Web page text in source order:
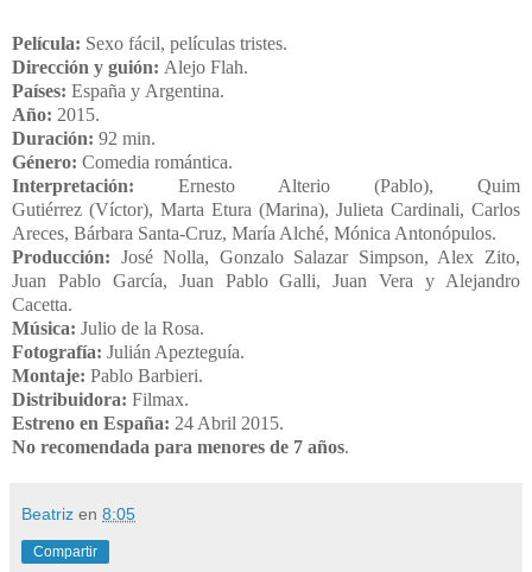
Película: Sexo fácil, películas tristes.
Dirección y guión: Alejo Flah.
Países: España y Argentina.
Año: 2015.
Duración: 92 min.
Género: Comedia romántica.
Interpretación: Ernesto Alterio (Pablo), Quim
Gutiérrez (Víctor), Marta Etura (Marina), Julieta Cardinali, Carlos
Areces, Bárbara Santa-Cruz, María Alché, Mónica Antonópulos.
Producción: José Nolla, Gonzalo Salazar Simpson, Alex Zito,
Juan Pablo García, Juan Pablo Galli, Juan Vera y Alejandro
Cacetta.
Música: Julio de la Rosa.
Fotografía: Julián Apezteguía.
Montaje: Pablo Barbieri.
Distribuidora: Filmax.
Estreno en España: 24 Abril 2015.
No recomendada para menores de 7 años.
Beatriz en 8:05
Compartir